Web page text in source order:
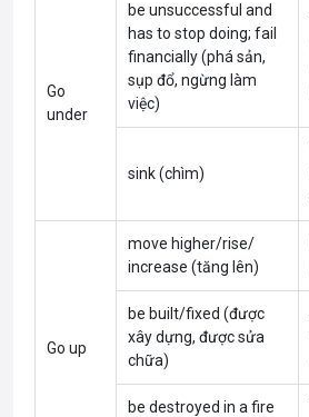
Go
under
be unsuccessful and
has to stop doing; fail
financially (phá sản,
sụp đổ, ngừng làm
việc)
sink (chìm)
Go up
move higher/rise/
increase (tăng lên)
be built/fixed (được
xây dựng, được sửa
chữa)
be destroyed in a fire